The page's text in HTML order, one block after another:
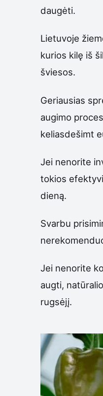
daugėti.
Lietuvoje
kurios kilę iš
šviesos.
Geriausias
augimo
keliasdešimt
Jei nenorite
tokios
dieną.
Svarbu
Jei nenorite
augti,
rugsėjį.